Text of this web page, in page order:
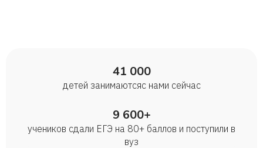
Алёна
41 000
детей занимаются с нами сейчас
9 600+
учеников сдали ЕГЭ на 80+ баллов и поступили в
вуз